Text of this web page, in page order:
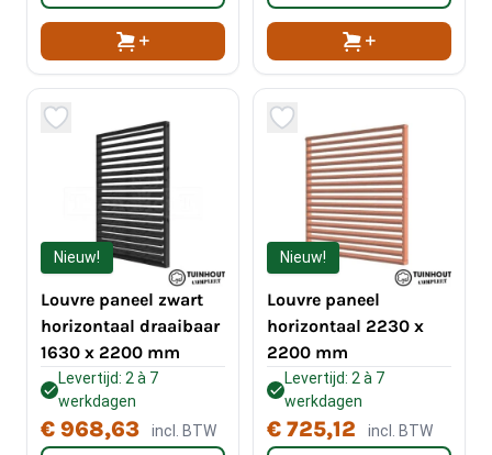
Nieuw!
Louvre paneel zwart
horizontaal draaibaar
1630 x 2200 mm
Levertijd: 2 à 7
werkdagen
€ 968,63 incl. BTW
Nieuw!
Louvre paneel
horizontaal 2230 x
2200 mm
Levertijd: 2 à 7
werkdagen
€ 725,12 incl. BTW